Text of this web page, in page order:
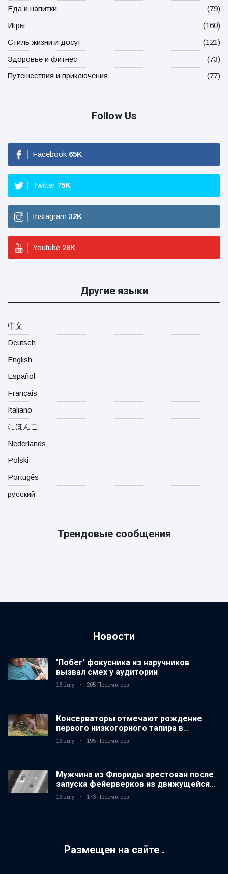
Еда и напитки
(79)
Игры
(160)
Стиль жизни и досуг
(121)
Здоровье и фитнес
(73)
Путешествия и приключения
(77)
Follow Us
Facebook 65K
Twitter 75K
Instagram 32K
Youtube 28K
Другие языки
中文
Deutsch
English
Español
Français
Italiano
にほんご
Nederlands
Polski
Portugês
русский
Трендовые сообщения
Новости
'Побег' фокусника из наручников
вызвал смех у аудитории
16 July 205 Просмотров
Консерваторы отмечают рождение
первого низкогорного тапира в
зоопарке Великобритании за 14 лет
16 July 195 Просмотров
Мужчина из Флориды арестован после
запуска фейерверков из движущейся
машины
16 July 173 Просмотров
Размещен на сайте .